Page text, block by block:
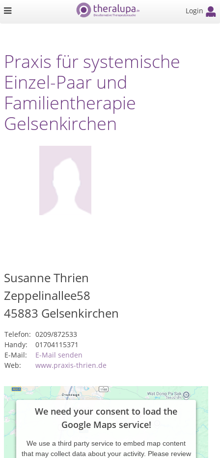
Login
Praxis für systemische
Einzel-Paar und
Familientherapie
Gelsenkirchen
Susanne Thrien
Zeppelinallee58
45883 Gelsenkirchen
Telefon: 0209/872533
Handy:
01704115371
E-Mail:
E-Mail senden
Web:
www.praxis-thrien.de
We need your consent to load the
Google Maps service!
We use a third party service to embed map content
that may collect data about your activity. Please review